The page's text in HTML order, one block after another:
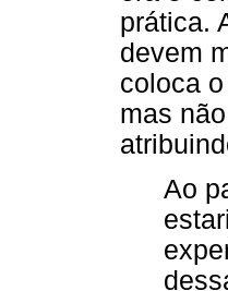
prática.
devem
coloca
mas
Ao